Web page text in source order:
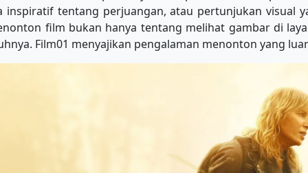
tentang perjuangan, atau pertunjukan visual
film bukan hanya tentang melihat gambar di
Film01 menyajikan pengalaman menonton yang